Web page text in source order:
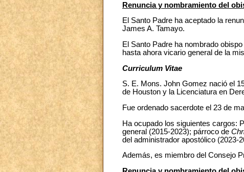
Renuncia y nombramiento del
El Santo Padre ha aceptado la
James A. Tamayo.
El Santo Padre ha nombrado
hasta ahora vicario general de la
Curriculum Vitae
S. E. Mons. John Gomez nació el
de Houston y la Licenciatura en
Fue ordenado sacerdote el 23 de
Ha ocupado los siguientes cargos:
general (2015-2023); párroco de
del administrador apostólico (2023-
Además, es miembro del Consejo